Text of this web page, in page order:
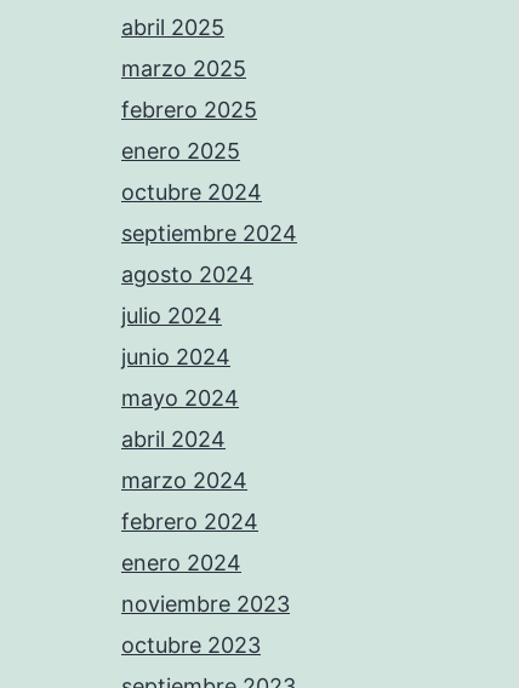
abril 2025
marzo 2025
febrero 2025
enero 2025
octubre 2024
septiembre 2024
agosto 2024
julio 2024
junio 2024
mayo 2024
abril 2024
marzo 2024
febrero 2024
enero 2024
noviembre 2023
octubre 2023